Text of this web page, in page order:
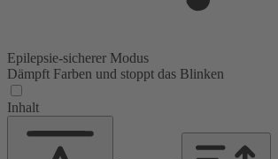
Epilepsie-sicherer Modus
Dämpft Farben und stoppt das Blinken
Inhalt